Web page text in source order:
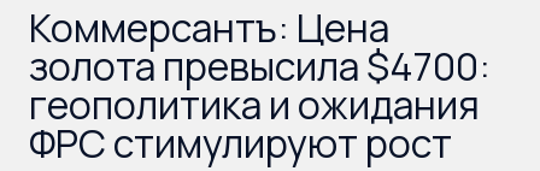
Коммерсантъ: Цена
золота превысила $4700:
геополитика и ожидания
ФРС стимулируют рост